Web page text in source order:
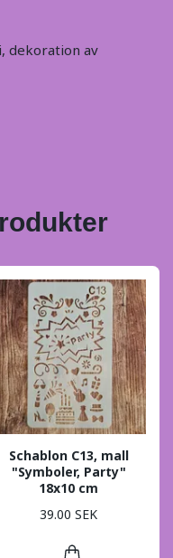
dekoration av
Schablon C13, mall
"Symboler, Party"
18x10 cm
39.00 SEK